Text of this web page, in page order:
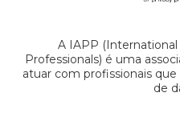
A IAPP
Professionals) é uma
atuar com profissionais
de